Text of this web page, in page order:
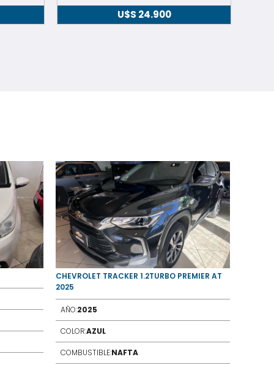
U$S 24.900
CHEVROLET TRACKER 1.2TURBO PREMIER AT
2025
AÑO:2025
COLOR:AZUL
COMBUSTIBLE:NAFTA